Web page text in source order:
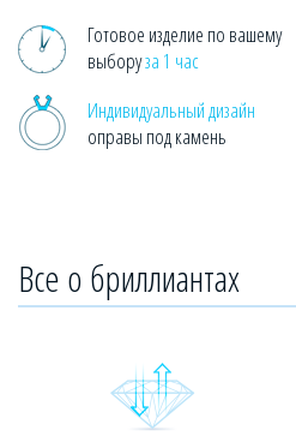
Готовое изделие по вашему
выборуза 1 час
Индивидуальный дизайн
оправы под камень
Все о бриллиантах